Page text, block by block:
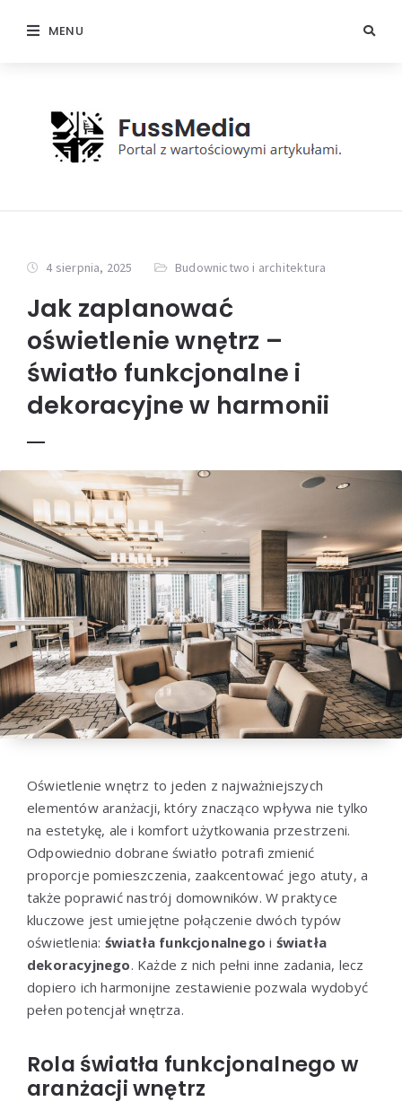
MENU
4 sierpnia, 2025 Budownictwo i architektura
Jak zaplanować
oświetlenie wnętrz –
światło funkcjonalne i
dekoracyjne w harmonii
Oświetlenie wnętrz to jeden z najważniejszych
elementów aranżacji, który znacząco wpływa nie tylko
na estetykę, ale i komfort użytkowania przestrzeni.
Odpowiednio dobrane światło potrafi zmienić
proporcje pomieszczenia, zaakcentować jego atuty, a
także poprawić nastrój domowników. W praktyce
kluczowe jest umiejętne połączenie dwóch typów
oświetlenia: światła funkcjonalnego i światła
dekoracyjnego. Każde z nich pełni inne zadania, lecz
dopiero ich harmonijne zestawienie pozwala wydobyć
pełen potencjał wnętrza.
Rola światła funkcjonalnego w
aranżacji wnętrz